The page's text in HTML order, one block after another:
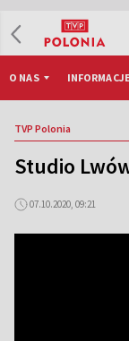
O NAS
TVP Polonia
Studio
07.10.2020, 09:21